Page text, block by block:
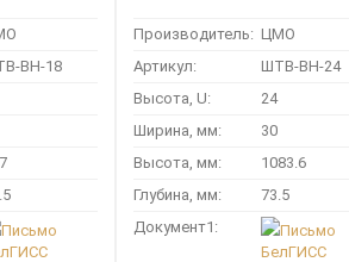
ВН-18
Письмо
Производитель: ЦМО
Артикул:
ШТВ-ВН-24
Высота, U:
24
Ширина, мм:
30
Высота, мм:
1083.6
Глубина, мм:
73.5
Документ1:
Письмо
БелГИСС